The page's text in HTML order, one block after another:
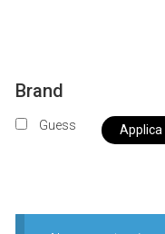
Brand
Guess Applica